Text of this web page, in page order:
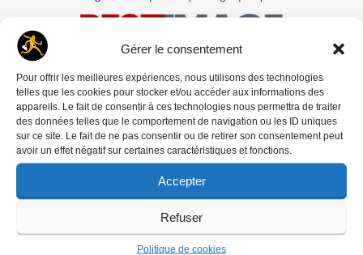
Gérer le consentement
Pour offrir les meilleures expériences, nous utilisons des technologies
telles que les cookies pour stocker et/ou accéder aux informations des
appareils. Le fait de consentir à ces technologies nous permettra de traiter
des données telles que le comportement de navigation ou les ID uniques
sur ce site. Le fait de ne pas consentir ou de retirer son consentement peut
avoir un effet négatif sur certaines caractéristiques et fonctions.
Accepter
Refuser
Politique de cookies